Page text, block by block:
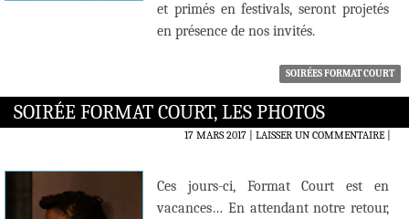
et primés en festivals, seront projetés
en présence de nos invités.
SOIRÉES FORMAT COURT
SOIRÉE FORMAT COURT, LES PHOTOS
17 MARS 2017 LAISSER UN COMMENTAIRE|
Ces jours-ci, Format Court est en
vacances… En attendant notre retour,